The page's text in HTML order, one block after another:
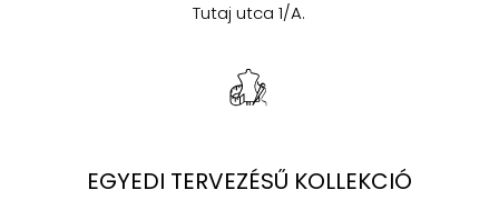
Tutaj utca 1/A.
EGYEDI TERVEZÉSŰ KOLLEKCIÓ